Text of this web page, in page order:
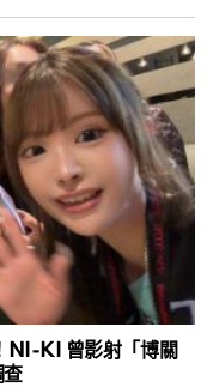
NI-KI 曾影射「博關
查